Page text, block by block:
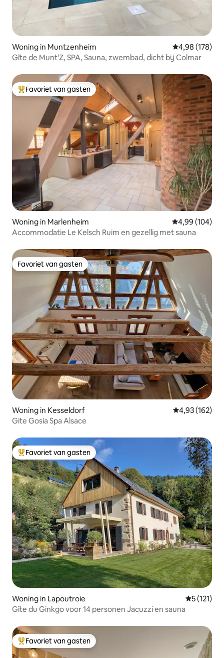
Woning in Muntzenheim Gemiddelde
4,98 (178)
Gîte de Munt'Z, SPA, Sauna, zwembad, dicht bij Colmar
Topfavoriet van gasten
Favoriet van gasten
Woning in Marlenheim Gemiddelde
4,99 (104)
Accommodatie Le Kelsch Ruim en gezellig met sauna
Favoriet van gasten
Favoriet van gasten
Woning in Kesseldorf Gemiddelde
4,93 (162)
Gite Gosia Spa Alsace
Topfavoriet van gasten
Favoriet van gasten
Woning in Lapoutroie
5 (121)
Gîte du Ginkgo voor 14 personen Jacuzzi en sauna
Topfavoriet van gasten
Favoriet van gasten